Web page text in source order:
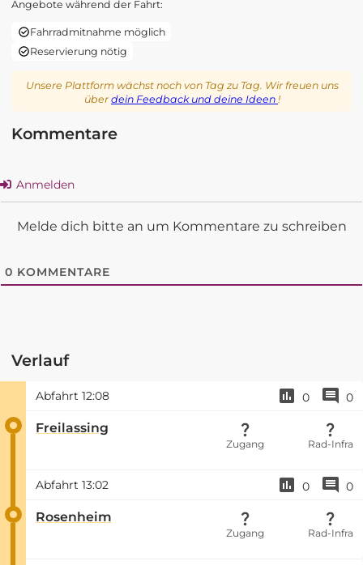
Angebote während der Fahrt:
Fahrradmitnahme möglich
Reservierung nötig
Unsere Plattform wächst noch von Tag zu Tag. Wir freuen uns
überdein Feedback und deine Ideen !
Kommentare
Anmelden
Melde dich bitte an um Kommentare zu schreiben
0 KOMMENTARE
Verlauf
Abfahrt 12:08 0 0
Freilassing
Zugang Rad-Infra
Abfahrt 13:02 0 0
Rosenheim
Zugang Rad-Infra